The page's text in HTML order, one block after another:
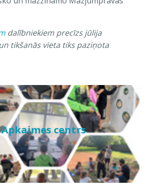
dalībniekiem precīzs jūlija
tikšanās vieta tiks paziņota
Apkaimes centrs